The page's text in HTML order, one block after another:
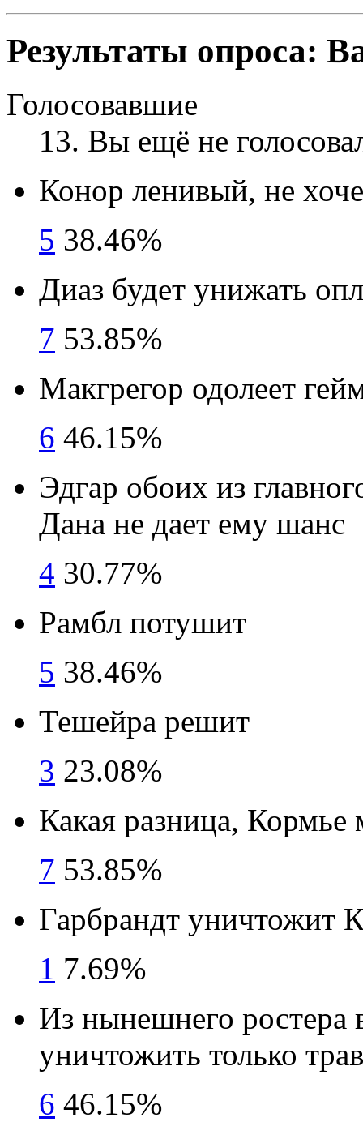
Результаты опроса:
Голосовавшие
13. Вы ещё не
Конор ленивый, не
5 38.46%
Диаз будет унижать
7 53.85%
Макгрегор одолеет
6 46.15%
Эдгар обоих из
Дана не дает ему шанс
4 30.77%
Рамбл потушит
5 38.46%
Тешейра решит
3 23.08%
Какая разница, Кормье
7 53.85%
Гарбрандт уничтожит
1 7.69%
Из нынешнего ростера
уничтожить только
6 46.15%